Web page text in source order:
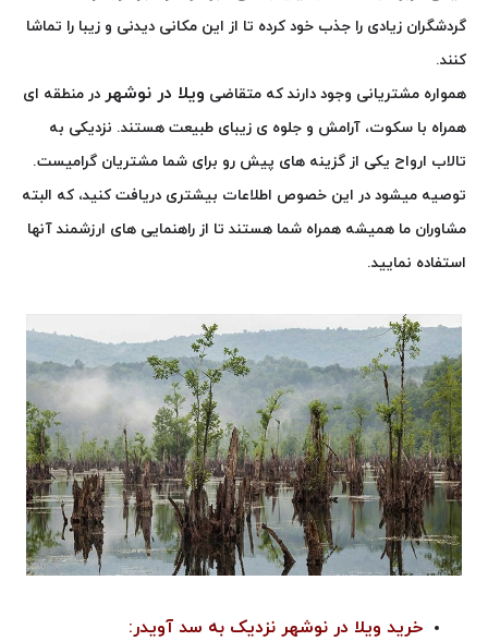
گردشگران زیادی را جذب خود کرده تا از این مکانی دیدنی و زیبا را تماشا
کنند.
همواره مشتریانی وجود دارند که متقاضی ویلا در نوشهر در منطقه ای
همراه با سکوت، آرامش و جلوه ی زیبای طبیعت هستند. نزدیکی به
تالاب ارواح یکی از گزینه های پیش رو برای شما مشتریان گرامیست.
توصیه میشود در این خصوص اطلاعات بیشتری دریافت کنید، که البته
مشاوران ما همیشه همراه شما هستند تا از راهنمایی های ارزشمند آنها
استفاده نمایید.
خرید ویلا در نوشهر نزدیک به سد آویدر: